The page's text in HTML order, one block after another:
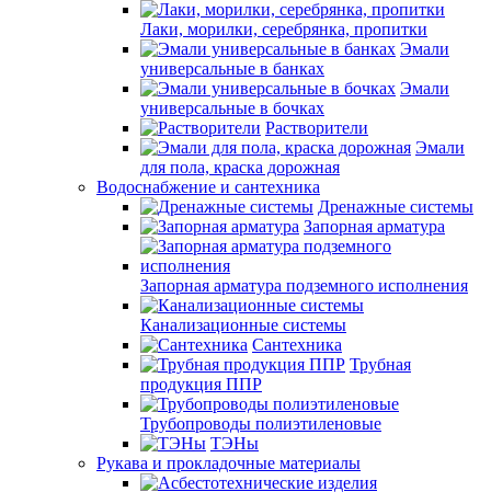
Лаки, морилки, серебрянка, пропитки
Эмали
универсальные в банках
Эмали
универсальные в бочках
Растворители
Эмали
для пола, краска дорожная
Водоснабжение и сантехника
Дренажные системы
Запорная арматура
Запорная арматура подземного исполнения
Канализационные системы
Сантехника
Трубная
продукция ППР
Трубопроводы полиэтиленовые
ТЭНы
Рукава и прокладочные материалы